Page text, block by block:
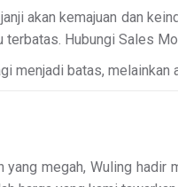
akan kemajuan dan
terbatas. Hubungi Sales
menjadi batas, melainkan
yang megah, Wuling